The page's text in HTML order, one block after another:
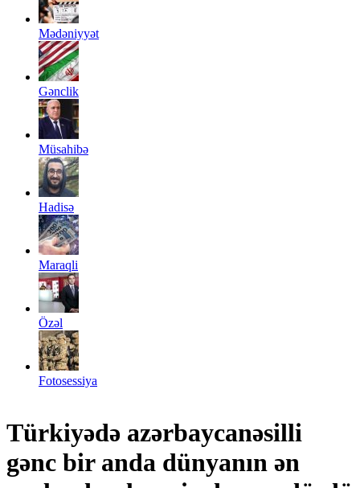
Mədəniyyət
Gənclik
Müsahibə
Hadisə
Maraqli
Özəl
Fotosessiya
Türkiyədə azərbaycanəsilli
gənc bir anda dünyanın ən